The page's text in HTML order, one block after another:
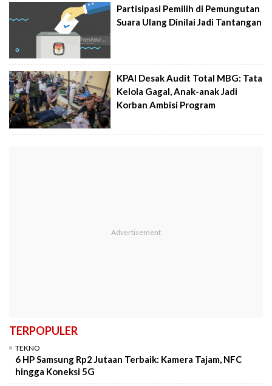
Partisipasi Pemilih di Pemungutan
Suara Ulang Dinilai Jadi Tantangan
KPAI Desak Audit Total MBG: Tata
Kelola Gagal, Anak-anak Jadi
Korban Ambisi Program
TERPOPULER
TEKNO
6 HP Samsung Rp2 Jutaan Terbaik: Kamera Tajam, NFC
hingga Koneksi 5G